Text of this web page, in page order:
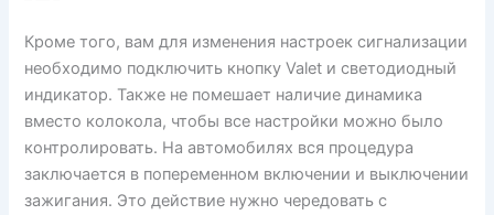
Кроме того, вам для изменения настроек сигнализации
необходимо подключить кнопку Valet и светодиодный
индикатор. Также не помешает наличие динамика
вместо колокола, чтобы все настройки можно было
контролировать. На автомобилях вся процедура
заключается в попеременном включении и выключении
зажигания. Это действие нужно чередовать с